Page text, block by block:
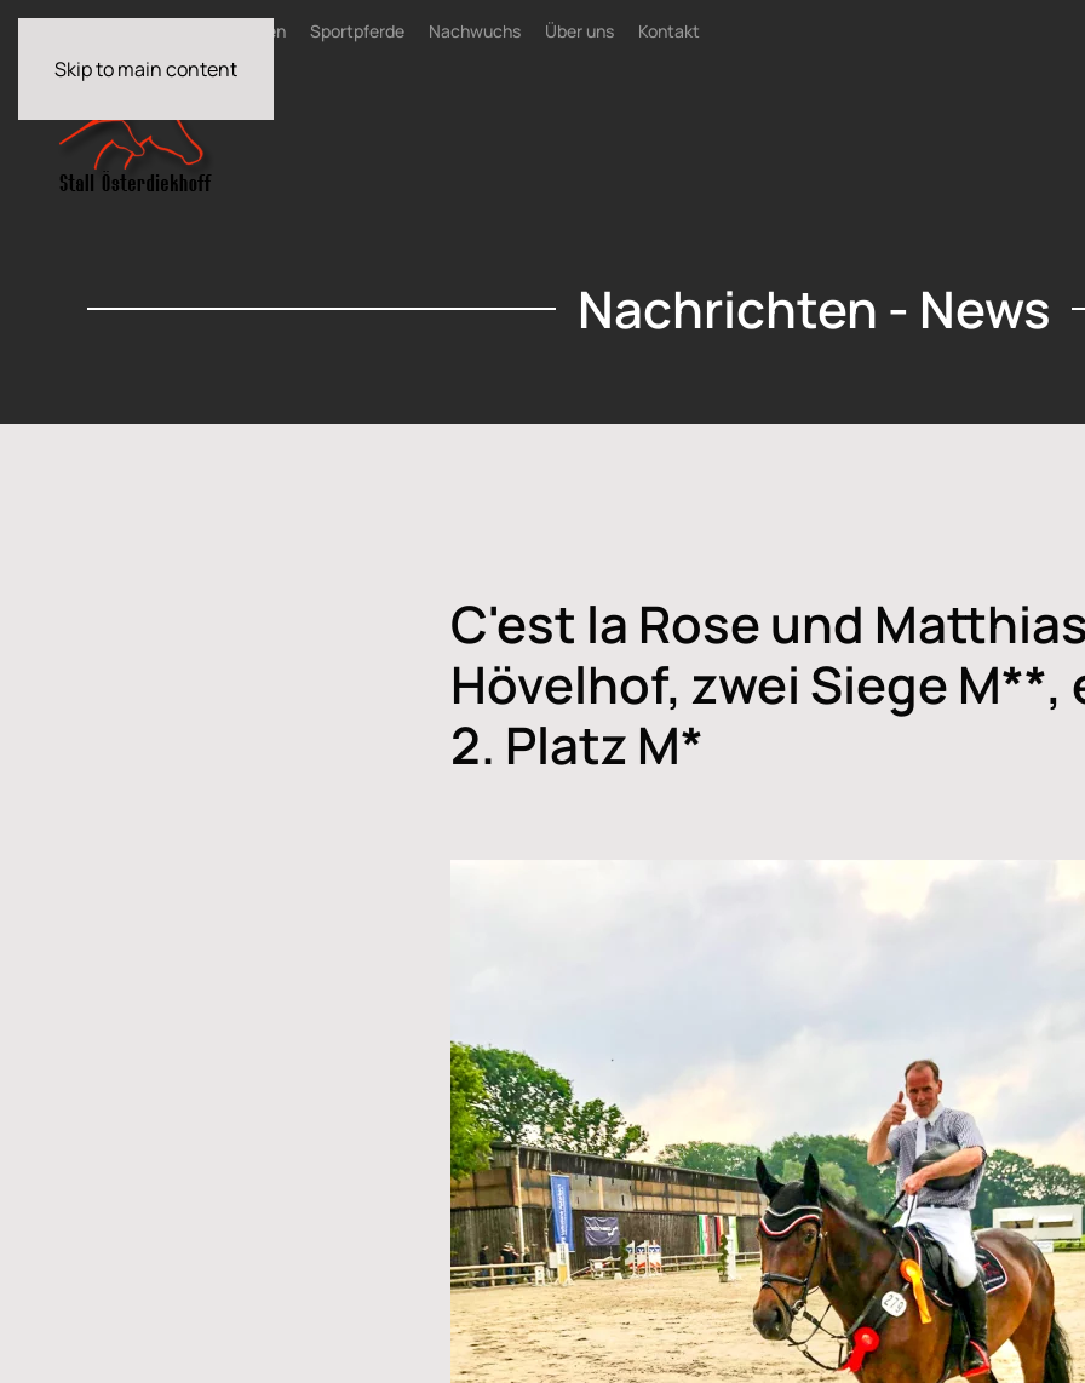
Skip to main content
Zuchtstuten Sportpferde Nachwuchs Über uns Kontakt
Nachrichten - News
C'est la Rose und
Hövelhof, zwei Siege M**,
2. Platz M*